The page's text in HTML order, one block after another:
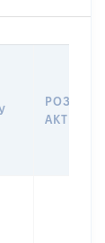
РОЗМІР
АКТИВУ